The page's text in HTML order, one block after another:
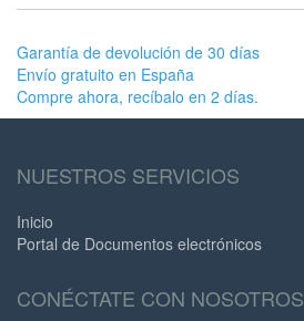
Garantía de devolución de 30 días
Envío gratuito en España
Compre ahora, recíbalo en 2 días.
NUESTROS SERVICIOS
Inicio
Portal de Documentos electrónicos
CONÉCTATE CON NOSOTROS